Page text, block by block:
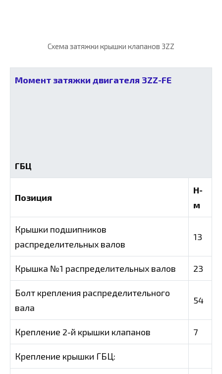
Схема затяжки крышки клапанов 3ZZ
Момент затяжки двигателя 3ZZ-FE
ГБЦ
Позиция
Н-
м
Крышки подшипников
распределительных валов
13
Крышка №1 распределительных валов 23
Болт крепления распределительного
вала
54
Крепление 2-й крышки клапанов 7
Крепление крышки ГБЦ: